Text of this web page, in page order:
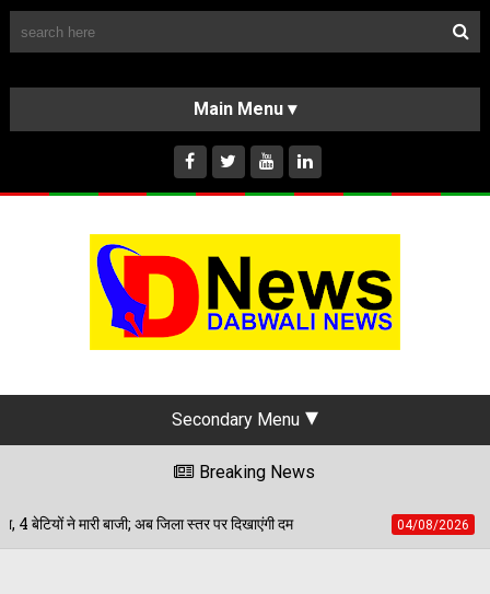
HOME
ABOUT US
INSTAGRAM
Secondary Menu
Breaking News
दिखाएंगी दम 04/08/2026 मिशन नूंह: डबवाली में 9 अगस्त को इनेलो